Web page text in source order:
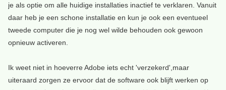
je als optie om alle huidige installaties inactief te verklaren. Vanuit
daar heb je een schone installatie en kun je ook een eventueel
tweede computer die je nog wel wilde behouden ook gewoon
opnieuw activeren.
Ik weet niet in hoeverre Adobe iets echt 'verzekerd',maar
uiteraard zorgen ze ervoor dat de software ook blijft werken op